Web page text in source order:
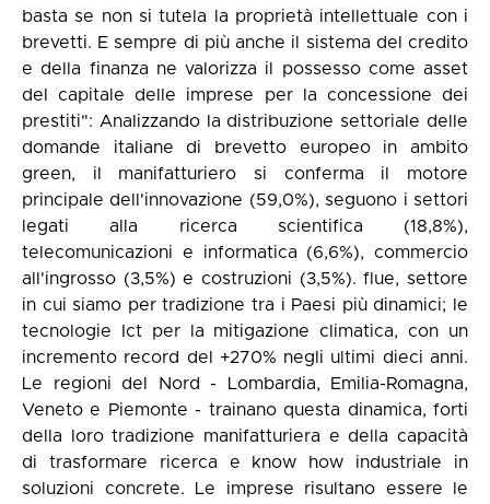
basta se non si tutela la proprietà intellettuale con i
brevetti. E sempre di più anche il sistema del credito
e della finanza ne valorizza il possesso come asset
del capitale delle imprese per la concessione dei
prestiti": Analizzando la distribuzione settoriale delle
domande italiane di brevetto europeo in ambito
green, il manifatturiero si conferma il motore
principale dell'innovazione (59,0%), seguono i settori
legati alla ricerca scientifica (18,8%),
telecomunicazioni e informatica (6,6%), commercio
all'ingrosso (3,5%) e costruzioni (3,5%). flue, settore
in cui siamo per tradizione tra i Paesi più dinamici; le
tecnologie Ict per la mitigazione climatica, con un
incremento record del +270% negli ultimi dieci anni.
Le regioni del Nord - Lombardia, Emilia-Romagna,
Veneto e Piemonte - trainano questa dinamica, forti
della loro tradizione manifatturiera e della capacità
di trasformare ricerca e know how industriale in
soluzioni concrete. Le imprese risultano essere le